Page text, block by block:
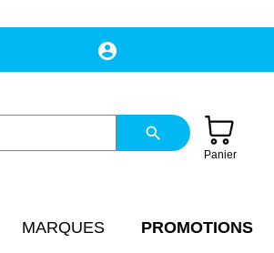
account_circle
search
Panier
MARQUES PROMOTIONS